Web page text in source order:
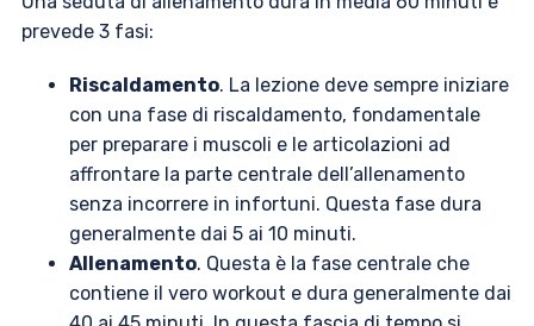
prevede 3 fasi:
Riscaldamento. La lezione deve sempre iniziare
con una fase di riscaldamento, fondamentale
per preparare i muscoli e le articolazioni ad
affrontare la parte centrale dell’allenamento
senza incorrere in infortuni. Questa fase dura
generalmente dai 5 ai 10 minuti.
Allenamento. Questa è la fase centrale che
contiene il vero workout e dura generalmente dai